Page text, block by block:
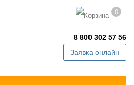
0
8 800 302 57 56
Заявка онлайн